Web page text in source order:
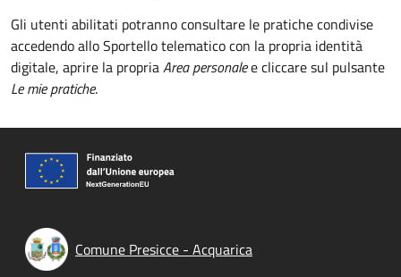
Gli utenti abilitati potranno consultare le pratiche condivise
accedendo allo Sportello telematico con la propria identità
digitale, aprire la propriaArea personalee cliccare sul pulsante
Le mie pratiche.
Comune Presicce - Acquarica